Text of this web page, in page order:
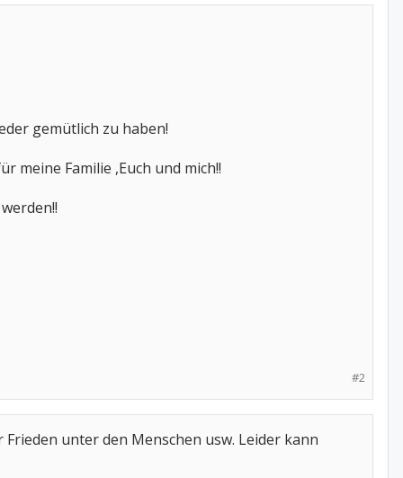
gemütlich zu haben!
meine Familie ,Euch und mich!!
#2
unter den Menschen usw. Leider kann